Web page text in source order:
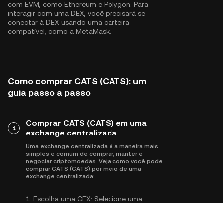
com EVM, como Ethereum e Polygon . Para
interagir com uma DEX, você precisará se
conectar à DEX usando uma carteira
compatível, como a MetaMask.
Como comprar CATS (CATS): um
guia passo a passo
1
Comprar CATS (CATS) em uma
exchange centralizada
Uma exchange centralizada é a maneira mais
simples e comum de comprar, manter e
negociar criptomoedas. Veja como você pode
comprar CATS (CATS) por meio de uma
exchange centralizada:
1. Escolha uma CEX: Selecione uma